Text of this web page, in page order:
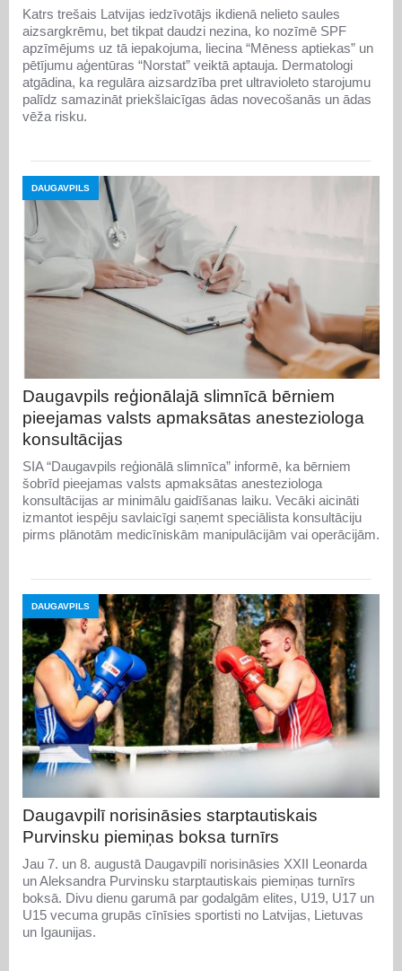
Katrs trešais Latvijas iedzīvotājs ikdienā nelieto saules
aizsargkrēmu, bet tikpat daudzi nezina, ko nozīmē SPF
apzīmējums uz tā iepakojuma, liecina “Mēness aptiekas” un
pētījumu aģentūras “Norstat” veiktā aptauja. Dermatologi
atgādina, ka regulāra aizsardzība pret ultravioleto starojumu
palīdz samazināt priekšlaicīgas ādas novecošanās un ādas
vēža risku.
DAUGAVPILS
Daugavpils reģionālajā slimnīcā bērniem
pieejamas valsts apmaksātas anesteziologa
konsultācijas
SIA “Daugavpils reģionālā slimnīca” informē, ka bērniem
šobrīd pieejamas valsts apmaksātas anesteziologa
konsultācijas ar minimālu gaidīšanas laiku. Vecāki aicināti
izmantot iespēju savlaicīgi saņemt speciālista konsultāciju
pirms plānotām medicīniskām manipulācijām vai operācijām.
DAUGAVPILS
Daugavpilī norisināsies starptautiskais
Purvinsku piemiņas boksa turnīrs
Jau 7. un 8. augustā Daugavpilī norisināsies XXII Leonarda
un Aleksandra Purvinsku starptautiskais piemiņas turnīrs
boksā. Divu dienu garumā par godalgām elites, U19, U17 un
U15 vecuma grupās cīnīsies sportisti no Latvijas, Lietuvas
un Igaunijas.